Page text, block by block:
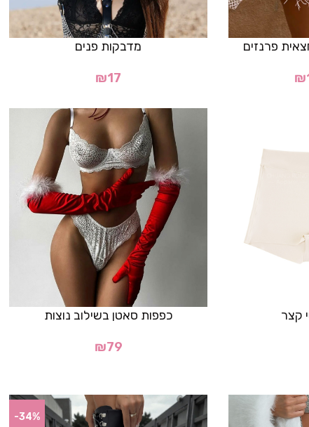
₪
מדבקות פנים
₪17
קצר כפפות סאטן בשילוב נוצות
₪79
-34%